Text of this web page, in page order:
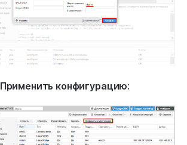
Применить конфигурацию: